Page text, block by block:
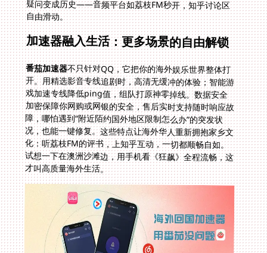
自由滑动。
加速器融入生活：更多场景的自由解锁
番茄加速器不只针对QQ，它把你的海外娱乐世界整体打
开。用精选影音专线追剧时，高清无缓冲的体验；智能游
戏加速专线降低ping值，组队打原神零掉线。数据安全
加密保障你网购或网银的安全，售后实时支持随时响应故
障，哪怕遇到“附近陌约国外地区限制怎么办”的突发状
况，也能一键修复。这些特点让海外华人重新拥抱家乡文
化：听荔枝FM的评书，上知乎互动，一切都顺畅自如。
试想一下在澳洲沙滩边，用手机看《狂飙》全程流畅，这
才叫高质量海外生活。